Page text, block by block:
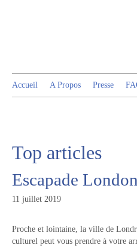
Accueil A Propos Presse
Top articles
Escapade
11 juillet 2019
Proche et lointaine, la ville de
culturel peut vous prendre à votre